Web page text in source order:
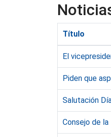
Título
El
Piden que
Salutación
Consejo de